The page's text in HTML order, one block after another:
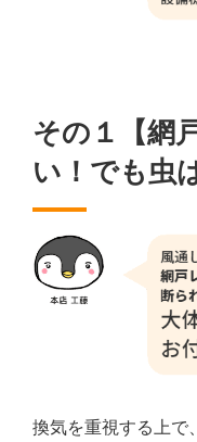
その１【網
い！でも虫
換気を重視する上で、